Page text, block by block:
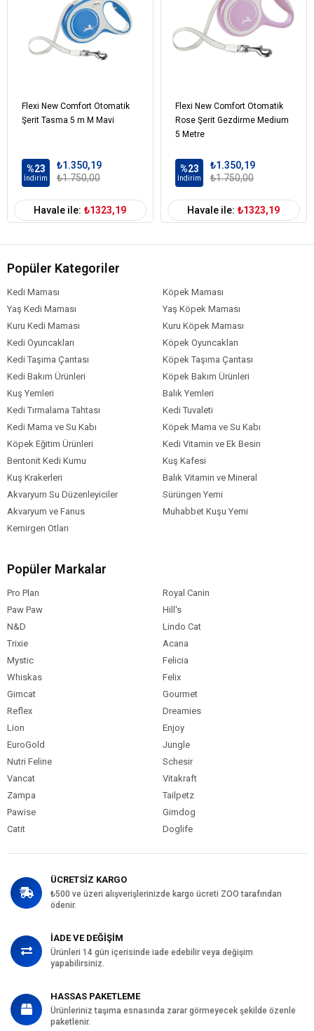
Flexi New Comfort Otomatik
Şerit Tasma 5 m M Mavi
%23
İndirim
₺1.350,19
₺1.750,00
Havale ile: ₺1323,19
Flexi New Comfort Otomatik
Rose Şerit Gezdirme Medium
5 Metre
%23
İndirim
₺1.350,19
₺1.750,00
Havale ile: ₺1323,19
Popüler Kategoriler
Kedi Maması
Köpek Maması
Yaş Kedi Maması
Yaş Köpek Maması
Kuru Kedi Maması
Kuru Köpek Maması
Kedi Oyuncakları
Köpek Oyuncakları
Kedi Taşıma Çantası
Köpek Taşıma Çantası
Kedi Bakım Ürünleri
Köpek Bakım Ürünleri
Kuş Yemleri
Balık Yemleri
Kedi Tırmalama Tahtası
Kedi Tuvaleti
Kedi Mama ve Su Kabı
Köpek Mama ve Su Kabı
Köpek Eğitim Ürünleri
Kedi Vitamin ve Ek Besin
Bentonit Kedi Kumu
Kuş Kafesi
Kuş Krakerleri
Balık Vitamin ve Mineral
Akvaryum Su Düzenleyiciler
Sürüngen Yemi
Akvaryum ve Fanus
Muhabbet Kuşu Yemi
Kemirgen Otları
Popüler Markalar
Pro Plan
Royal Canin
Paw Paw
Hill's
N&D
Lindo Cat
Trixie
Acana
Mystic
Felicia
Whiskas
Felix
Gimcat
Gourmet
Reflex
Dreamies
Lion
Enjoy
EuroGold
Jungle
Nutri Feline
Schesir
Vancat
Vitakraft
Zampa
Tailpetz
Pawise
Gimdog
Catit
Doglife
ÜCRETSİZ KARGO
₺500 ve üzeri alışverişlerinizde kargo ücreti ZOO tarafından
ödenir.
İADE VE DEĞİŞİM
Ürünleri 14 gün içerisinde iade edebilir veya değişim
yapabilirsiniz.
HASSAS PAKETLEME
Ürünleriniz taşıma esnasında zarar görmeyecek şekilde özenle
paketlenir.